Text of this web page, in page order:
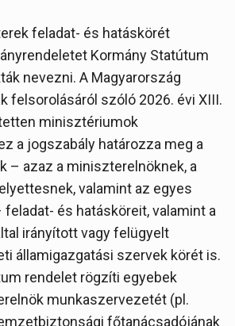
feladat- és hatáskörét
Kormány Statútum
nevezni. A Magyarország
felsorolásáról szóló 2026. évi XIII.
minisztériumok
a jogszabály határozza meg a
– azaz a miniszterelnöknek, a
valamint az egyes
és hatásköreit, valamint a
irányított vagy felügyelt
államigazgatási szervek körét is.
rendelet rögzíti egyebek
munkaszervezetét (pl.
főtanácsadójának